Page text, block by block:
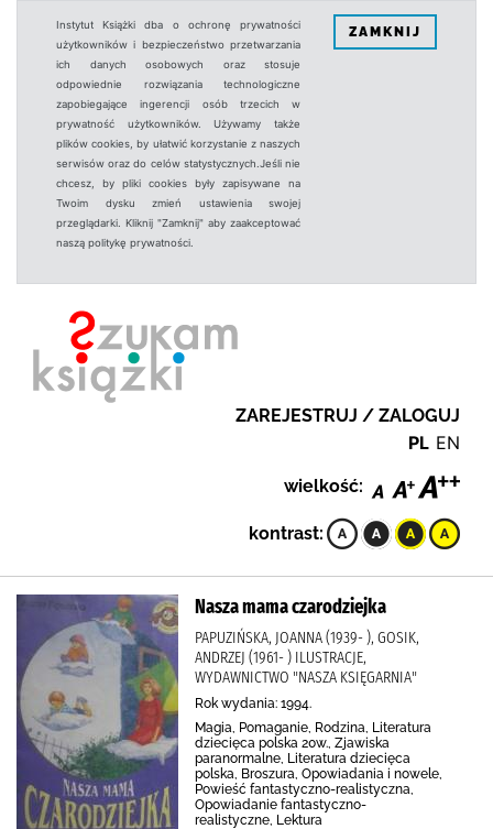
Instytut Książki dba o ochronę prywatności
użytkowników i bezpieczeństwo przetwarzania
ich danych osobowych oraz stosuje
odpowiednie rozwiązania technologiczne
zapobiegające ingerencji osób trzecich w
prywatność użytkowników. Używamy także
plików cookies, by ułatwić korzystanie z naszych
serwisów oraz do celów statystycznych.Jeśli nie
chcesz, by pliki cookies były zapisywane na
Twoim dysku zmień ustawienia swojej
przeglądarki. Kliknij "Zamknij" aby zaakceptować
naszą politykę prywatności.
ZAMKNIJ
ZAREJESTRUJ / ZALOGUJ
PL EN
wielkość:
kontrast:
Nasza mama czarodziejka
PAPUZIŃSKA, JOANNA (1939- ), GOSIK,
ANDRZEJ (1961- ) ILUSTRACJE,
WYDAWNICTWO "NASZA KSIĘGARNIA"
Rok wydania: 1994.
Magia, Pomaganie, Rodzina, Literatura
dziecięca polska 20w., Zjawiska
paranormalne, Literatura dziecięca
polska, Broszura, Opowiadania i nowele,
Powieść fantastyczno-realistyczna,
Opowiadanie fantastyczno-
realistyczne, Lektura